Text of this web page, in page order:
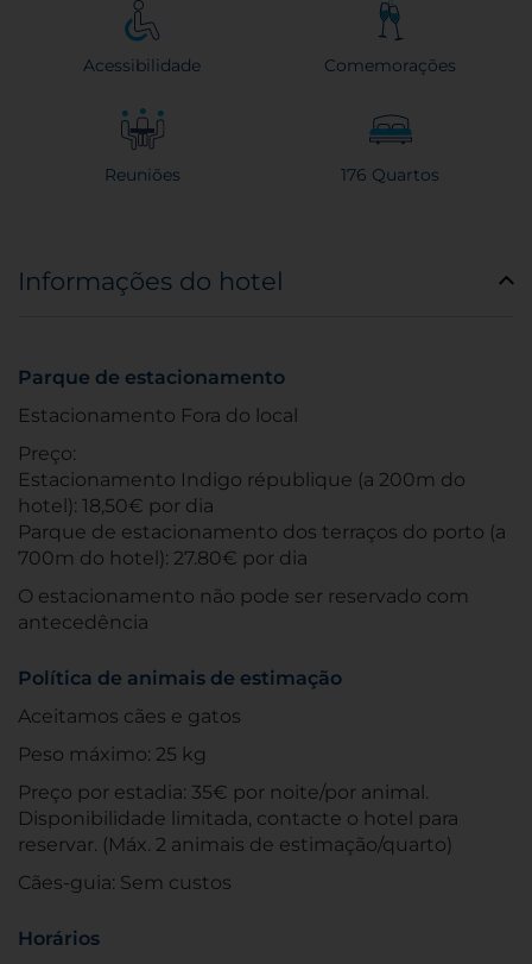
Acessibilidade Comemorações
Reuniões 176 Quartos
Informações do hotel
Parque de estacionamento
Estacionamento Fora do local
Preço:
Estacionamento Indigo république (a 200m do
hotel): 18,50€ por dia
Parque de estacionamento dos terraços do porto (a
700m do hotel): 27.80€ por dia
O estacionamento não pode ser reservado com
antecedência
Política de animais de estimação
Aceitamos cães e gatos
Peso máximo: 25 kg
Preço por estadia: 35€ por noite/por animal.
Disponibilidade limitada, contacte o hotel para
reservar. (Máx. 2 animais de estimação/quarto)
Cães-guia: Sem custos
Horários